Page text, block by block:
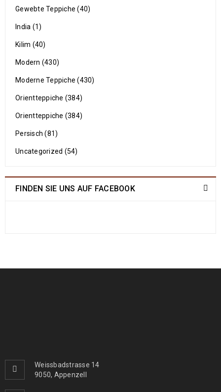
Gewebte Teppiche (40)
India (1)
Kilim (40)
Modern (430)
Moderne Teppiche (430)
Orientteppiche (384)
Orientteppiche (384)
Persisch (81)
Uncategorized (54)
FINDEN SIE UNS AUF FACEBOOK
Weissbadstrasse 14
9050, Appenzell